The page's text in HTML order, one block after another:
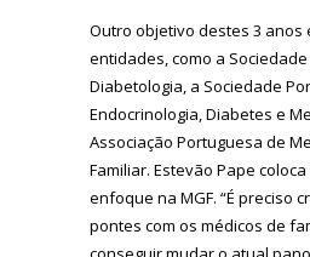
Outro objetivo destes 3 anos
entidades, como a
Diabetologia, a Sociedade
Endocrinologia, Diabetes e
Associação Portuguesa de
Familiar. Estevão Pape
enfoque na MGF. “É preciso
pontes com os médicos de